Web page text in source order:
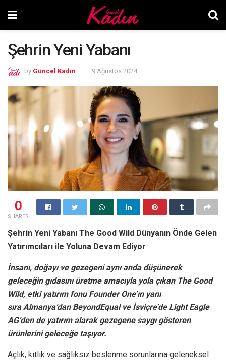
Şehrin Yeni Yabanı
by Güncel Kadın 9 Ağustos 2024
0
SHARES
Şehrin Yeni Yabanı The Good Wild Dünyanın Önde Gelen
Yatırımcıları ile Yoluna Devam Ediyor
İnsanı, doğayı ve gezegeni aynı anda düşünerek
geleceğin gıdasını üretme amacıyla yola çıkan The Good
Wild, etki yatırım fonu Founder One’ın yanı
sıra Almanya’dan BeyondEqual ve İsviçre’de Light Eagle
AG’den de yatırım alarak gezegene saygı gösteren
ürünlerini geleceğe taşıyor.
Açlık, kıtlık ve sağlıksız beslenme sorunlarına geleneksel